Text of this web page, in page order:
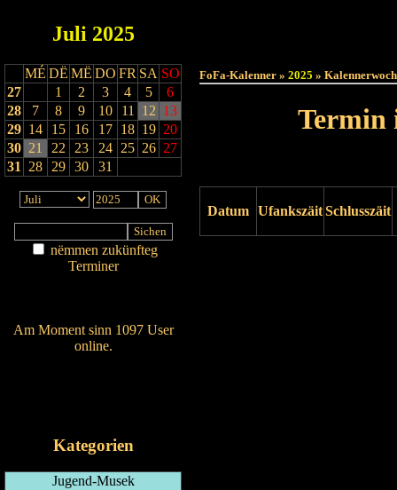
Juli 2025
MÉ DË MË DO FR SA SO
27
1 2 3 4 5
6
28
7 8 9 10 11 12 13
29 14 15 16 17 18 19 20
30 21 22 23 24 25 26 27
31
28 29 30 31
nëmmen zukünfteg
Terminer
Am Moment sinn 1097 User
online.
Kategorien
Jugend-Musek
FoFa-Kalenner » 2025 »
Termin
Datum UfankszäitSchlusszäit